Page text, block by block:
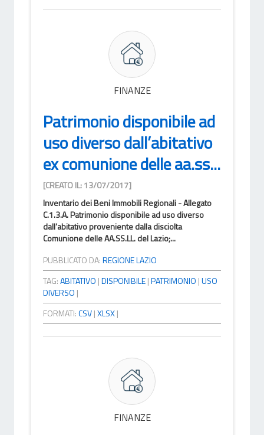
FINANZE
Patrimonio disponibile ad
uso diverso dall’abitativo
ex comunione delle aa.ss...
[CREATO IL: 13/07/2017]
Inventario dei Beni Immobili Regionali - Allegato
C.1.3.A. Patrimonio disponibile ad uso diverso
dall’abitativo proveniente dalla disciolta
Comunione delle AA.SS.LL. del Lazio;...
PUBBLICATO DA:REGIONE LAZIO
TAG:ABITATIVO |DISPONIBILE|PATRIMONIO |USO
DIVERSO |
FORMATI:CSV|XLSX|
FINANZE